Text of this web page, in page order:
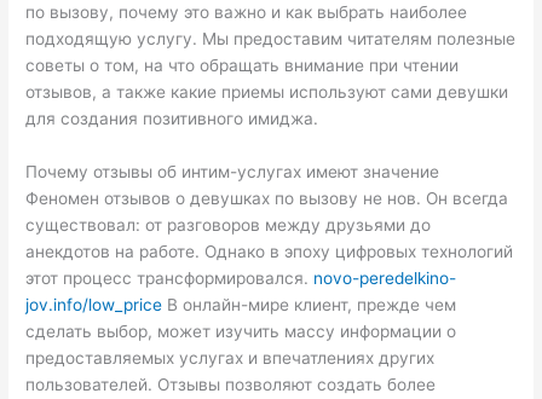
по вызову, почему это важно и как выбрать наиболее
подходящую услугу. Мы предоставим читателям полезные
советы о том, на что обращать внимание при чтении
отзывов, а также какие приемы используют сами девушки
для создания позитивного имиджа.
Почему отзывы об интим-услугах имеют значение
Феномен отзывов о девушках по вызову не нов. Он всегда
существовал: от разговоров между друзьями до
анекдотов на работе. Однако в эпоху цифровых технологий
этот процесс трансформировался. novo-peredelkino-
jov.info/low_price В онлайн-мире клиент, прежде чем
сделать выбор, может изучить массу информации о
предоставляемых услугах и впечатлениях других
пользователей. Отзывы позволяют создать более